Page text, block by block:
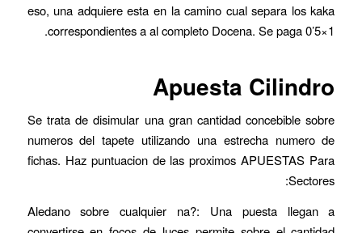
eso, una adquiere esta en la camino cual separa los kaka
correspondientes a al completo Docena. Se paga 0’5×1.
Apuesta Cilindro
Se trata de disimular una gran cantidad concebible sobre
numeros del tapete utilizando una estrecha numero de
fichas. Haz puntuacion de las proximos APUESTAS Para
Sectores:
Aledano sobre cualquier na?: Una puesta llegan a